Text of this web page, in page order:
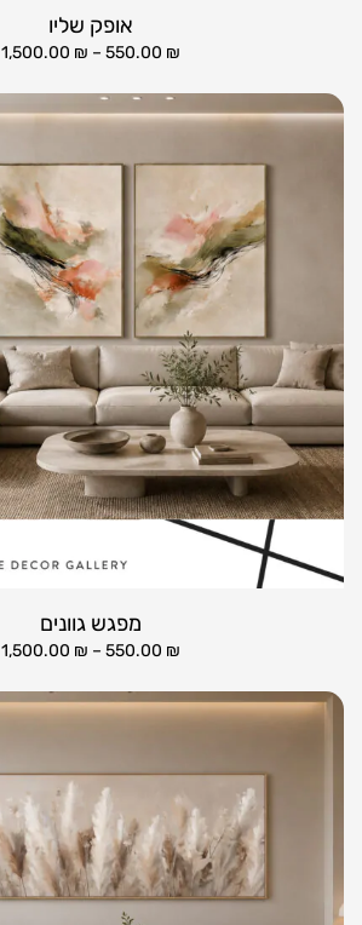
אופק שליו
550.00 ₪
–
1,500.00 ₪
מפגש גוונים
550.00 ₪
–
1,500.00 ₪